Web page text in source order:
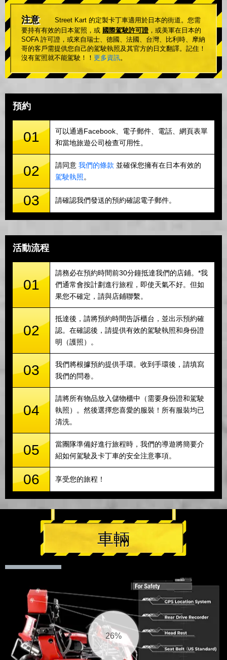
注意
Street Kart 的定製卡丁車適用於日本的街道。您需
要持有有效的日本駕照，或 國際駕駛許可證 ，或美軍在日本的
SOFA 許可證，或來自瑞士、德國、法國、台灣、比利時、摩納
哥的客戶需提供您自己的駕駛執照及其官方的日文翻譯。記住！
沒有駕照就不能駕駛！！ 更多資訊。
預約
01
可以通過Facebook、電子郵件、電話、網頁表單
和當地旅遊公司檢查可用性。
02 請同意 我們的條款 並確保您擁有在日本有效的
駕駛執照。
03 請確認我們發送的預約確認電子郵件。
活動流程
01
請務必在預約時間前30分鐘抵達我們的店鋪。*我
們通常會按計劃進行旅程，即使天氣不好。但如
果您不確定，請與店鋪聯繫。
02
抵達後，請將預約時間告訴櫃台，並出示預約確
認。在確認後，請提供有效的駕駛執照和身份證
明（護照）。
03
我們將根據預約提供手環。收到手環後，請填寫
我們的問卷。
04
請將所有物品放入儲物櫃中（需要身份證和駕駛
執照）。然後選擇您喜愛的服裝！所有服裝均已
清洗。
05
當團隊準備好進行旅程時，我們的導遊將簡要介
紹如何駕駛及卡丁車的安全注意事項。
06 享受您的旅程！
車輛
27%